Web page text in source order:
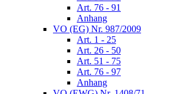
Art. 76 - 91
Anhang
VO (EG) Nr. 987/2009
Art. 1 - 25
Art. 26 - 50
Art. 51 - 75
Art. 76 - 97
Anhang